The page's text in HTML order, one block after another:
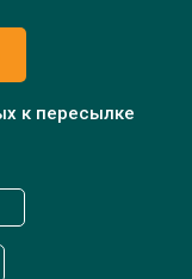
к пересылке